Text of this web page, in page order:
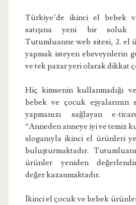
Türkiye’de ikinci el bebek
satışına yeni bir soluk
Tutumluanne web sitesi, 2. el
yapmak isteyen ebeveynlerin
ve tek pazar yeri olarak dikkat
Hiç kimsenin kullanmadığı
bebek ve çocuk eşyalarının
yapmanızı sağlayan e-
“Anneden anneye iyi ve temiz
sloganıyla ikinci el ürünleri
buluşturmaktadır.
ürünler yeniden
değer kazanmaktadır.
İkinci el çocuk ve bebek